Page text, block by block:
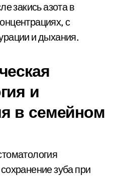
закись азота в
с
и дыхания.
и
в семейном
зуба при